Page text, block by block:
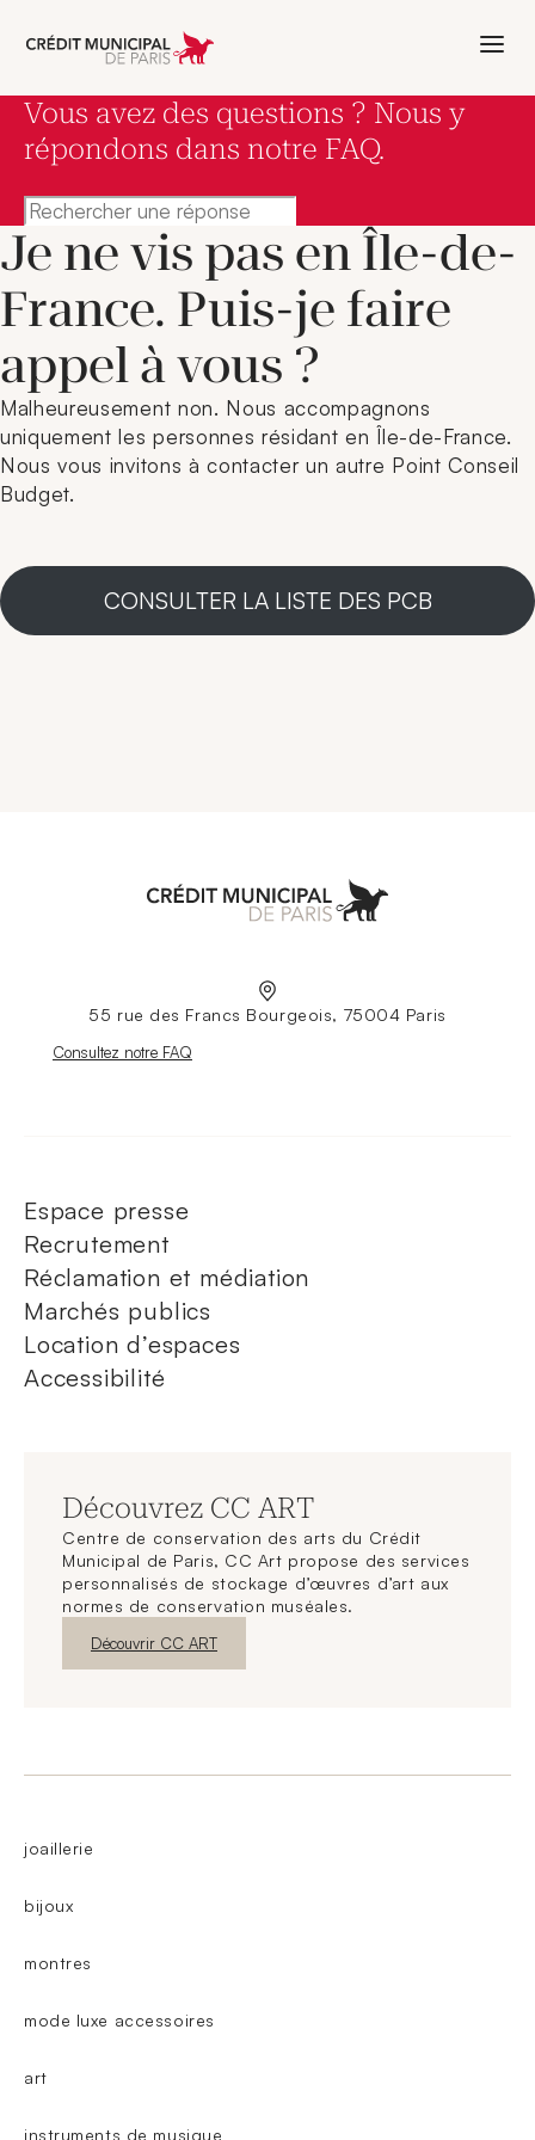
Aller à l'accueil de Crédit Municipal
Vous avez des questions ? Nous y
répondons dans notre FAQ.
Rechercher une réponse
Je ne vis pas en Île-de-
France. Puis-je faire
appel à vous ?
Malheureusement non. Nous accompagnons
uniquement les personnes résidant en Île-de-France.
Nous vous invitons à contacter un autre Point Conseil
Budget.
CONSULTER LA LISTE DES PCB
55 rue des Francs Bourgeois, 75004 Paris
Nouvelle fenêtre
Consultez notre FAQ
Espace presse
Recrutement
Réclamation et médiation
Marchés publics
Location d’espaces
Accessibilité
Découvrez CC ART
Centre de conservation des arts du Crédit
Municipal de Paris, CC Art propose des services
personnalisés de stockage d’œuvres d’art aux
normes de conservation muséales.
Nouvelle fenêtre
Découvrir CC ART
joaillerie
bijoux
montres
mode luxe accessoires
art
instruments de musique